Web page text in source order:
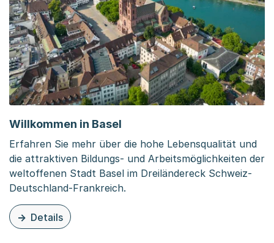
Willkommen in Basel
Erfahren Sie mehr über die hohe Lebensqualität und
die attraktiven Bildungs- und Arbeitsmöglichkeiten der
weltoffenen Stadt Basel im Dreiländereck Schweiz-
Deutschland-Frankreich.
Details
zu dieser Seite: Willkommen in Basel